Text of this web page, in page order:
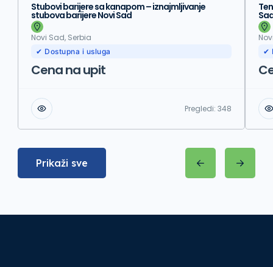
Stubovi barijere sa kanapom – iznajmljivanje
stubova barijere Novi Sad
Novi Sad, Serbia
✔ Dostupna i usluga
Cena na upit
Pregledi:348
✔
Prikaži sve